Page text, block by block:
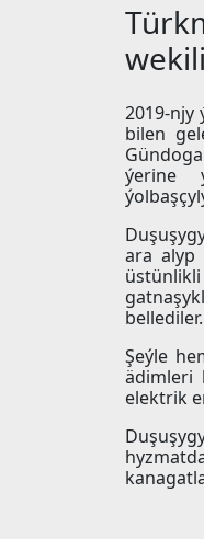
2019-njy
bilen
ýerine
ara alyp
bellediler.
Şeýle
ädimleri
elektrik